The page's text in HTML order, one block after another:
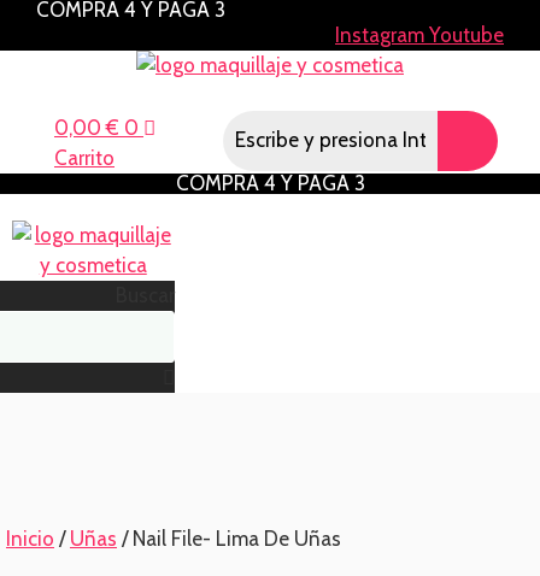
SaltarCOMPRA 4 Y PAGA 3
Instagram Youtube
0,00€ 0
Carrito
COMPRA 4 Y PAGA 3
Inicio / Uñas / Nail File- Lima De Uñas